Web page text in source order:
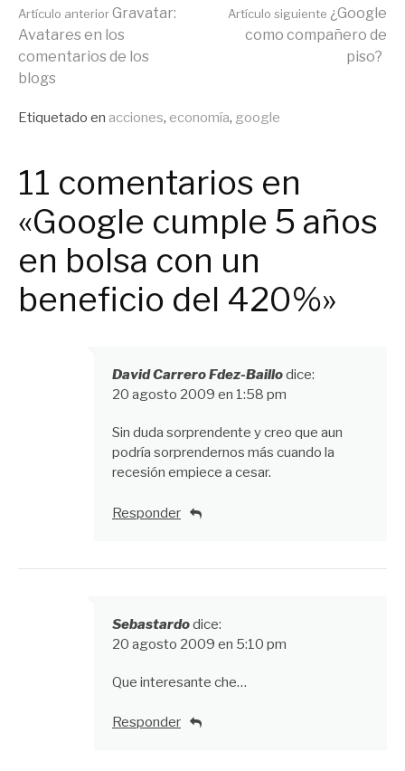
Seguir
leyendo
Artículo anteriorGravatar:
Avatares en los
comentarios de los
blogs
Artículo siguiente ¿Google
como compañero de
piso?
Publicado
Etiquetado en acciones, economía, google
11 comentarios en
«Google cumple 5 años
en bolsa con un
beneficio del 420%»
David Carrero Fdez-Baillodice:
20 agosto 2009 en 1:58 pm
Sin duda sorprendente y creo que aun
podría sorprendernos más cuando la
recesión empiece a cesar.
Responder
Sebastardodice:
20 agosto 2009 en 5:10 pm
Que interesante che…
Responder